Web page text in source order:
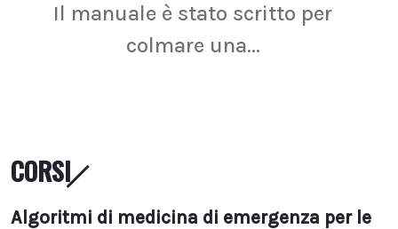
Il manuale è stato scritto per
colmare una...
CORSI
Algoritmi di medicina di emergenza per le